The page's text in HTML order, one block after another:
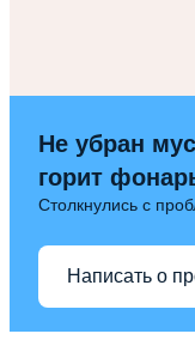
Не убран
горит
Столкнулись с
Написать о